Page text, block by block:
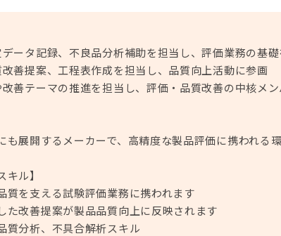
ータ記録、不良品分析補助を担当し、評価業務の基
善提案、工程表作成を担当し、品質向上活動に参画
善テーマの推進を担当し、評価・品質改善の中核メ
展開するメーカーで、高精度な製品評価に携われる環
ル】
質を支える試験評価業務に携われます
た改善提案が製品品質向上に反映されます
質分析、不具合解析スキル